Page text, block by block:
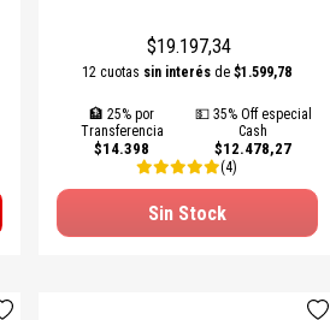
$19.197,34
12 cuotas sin interés de$1.599,78
🏦 25% por
Transferencia
$14.398
💵 35% Off especial
Cash
$12.478,27
(4)
Sin Stock